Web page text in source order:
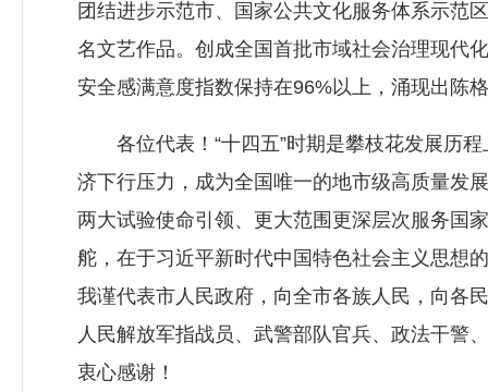
团结进步示范市、国家公共文化服务体系示范
名文艺作品。创成全国首批市域社会治理现代
安全感满意度指数保持在96%以上，涌现出陈
各位代表！“十四五”时期是攀枝花发展历程
济下行压力，成为全国唯一的地市级高质量发
两大试验使命引领、更大范围更深层次服务国
舵，在于习近平新时代中国特色社会主义思想
我谨代表市人民政府，向全市各族人民，向各
人民解放军指战员、武警部队官兵、政法干警
衷心感谢！